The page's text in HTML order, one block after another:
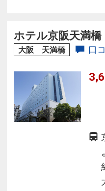
りいただけるレストラ
ます。
ホテル京阪天満橋
大阪 天満橋 口